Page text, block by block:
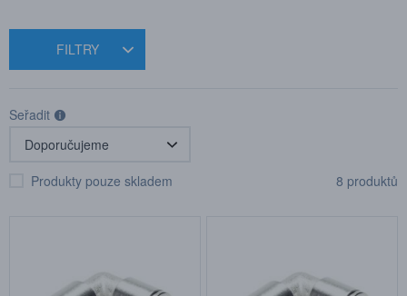
FILTRY
Seřadit
Produkty pouze skladem 8 produktů